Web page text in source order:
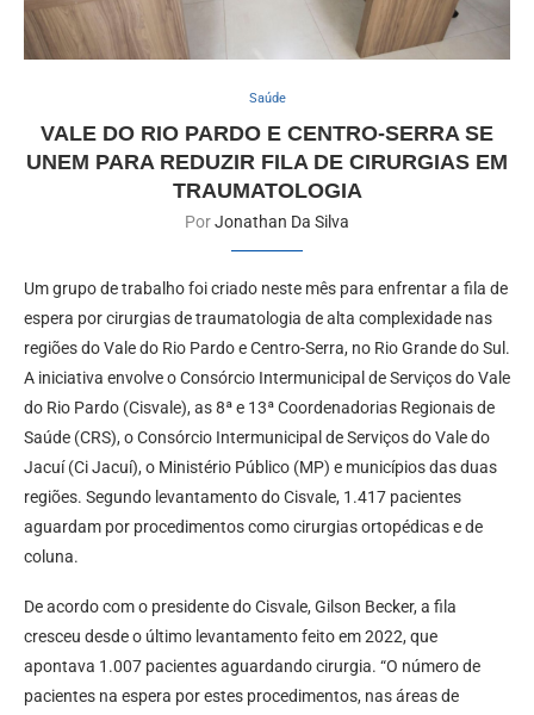
Saúde
VALE DO RIO PARDO E CENTRO-SERRA SE
UNEM PARA REDUZIR FILA DE CIRURGIAS EM
TRAUMATOLOGIA
PorJonathan Da Silva
Um grupo de trabalho foi criado neste mês para enfrentar a fila de
espera por cirurgias de traumatologia de alta complexidade nas
regiões do Vale do Rio Pardo e Centro-Serra, no Rio Grande do Sul.
A iniciativa envolve o Consórcio Intermunicipal de Serviços do Vale
do Rio Pardo (Cisvale), as 8ª e 13ª Coordenadorias Regionais de
Saúde (CRS), o Consórcio Intermunicipal de Serviços do Vale do
Jacuí (Ci Jacuí), o Ministério Público (MP) e municípios das duas
regiões. Segundo levantamento do Cisvale, 1.417 pacientes
aguardam por procedimentos como cirurgias ortopédicas e de
coluna.
De acordo com o presidente do Cisvale, Gilson Becker, a fila
cresceu desde o último levantamento feito em 2022, que
apontava 1.007 pacientes aguardando cirurgia. “O número de
pacientes na espera por estes procedimentos, nas áreas de